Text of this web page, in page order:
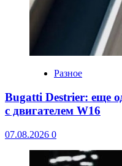
Разное
Bugatti Destrier: еще
с двигателем W16
07.08.2026 0